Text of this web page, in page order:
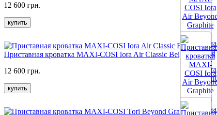
Все цвета
12 600 грн.
купить
Приставная кроватка MAXI-COSI Iora Air Classic Beige Eco
12 600 грн.
купить